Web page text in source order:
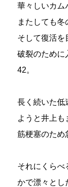
華々しいカム
またしても冬
そして復活を
破裂のために
42。
長く続いた低
ようと井上
筋梗塞のため
それにくらべ
かで漂々とし